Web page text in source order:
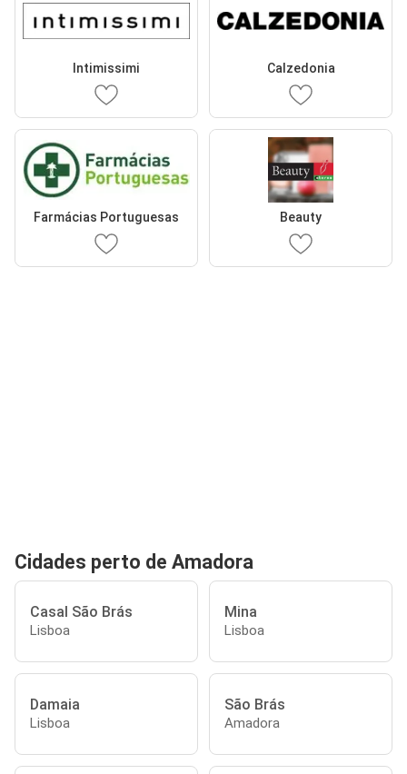
Intimissimi Calzedonia
Farmácias Portuguesas Beauty
Cidades perto de Amadora
Casal São Brás
Lisboa
Mina
Lisboa
Damaia
Lisboa
São Brás
Amadora